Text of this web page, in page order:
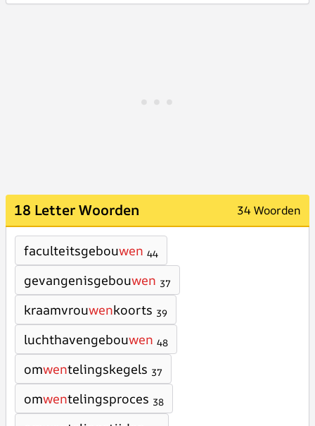
18 Letter Woorden 34 Woorden
faculteitsgebouwen 44
gevangenisgebouwen 37
kraamvrouwenkoorts 39
luchthavengebouwen 48
omwentelingskegels 37
omwentelingsproces 38